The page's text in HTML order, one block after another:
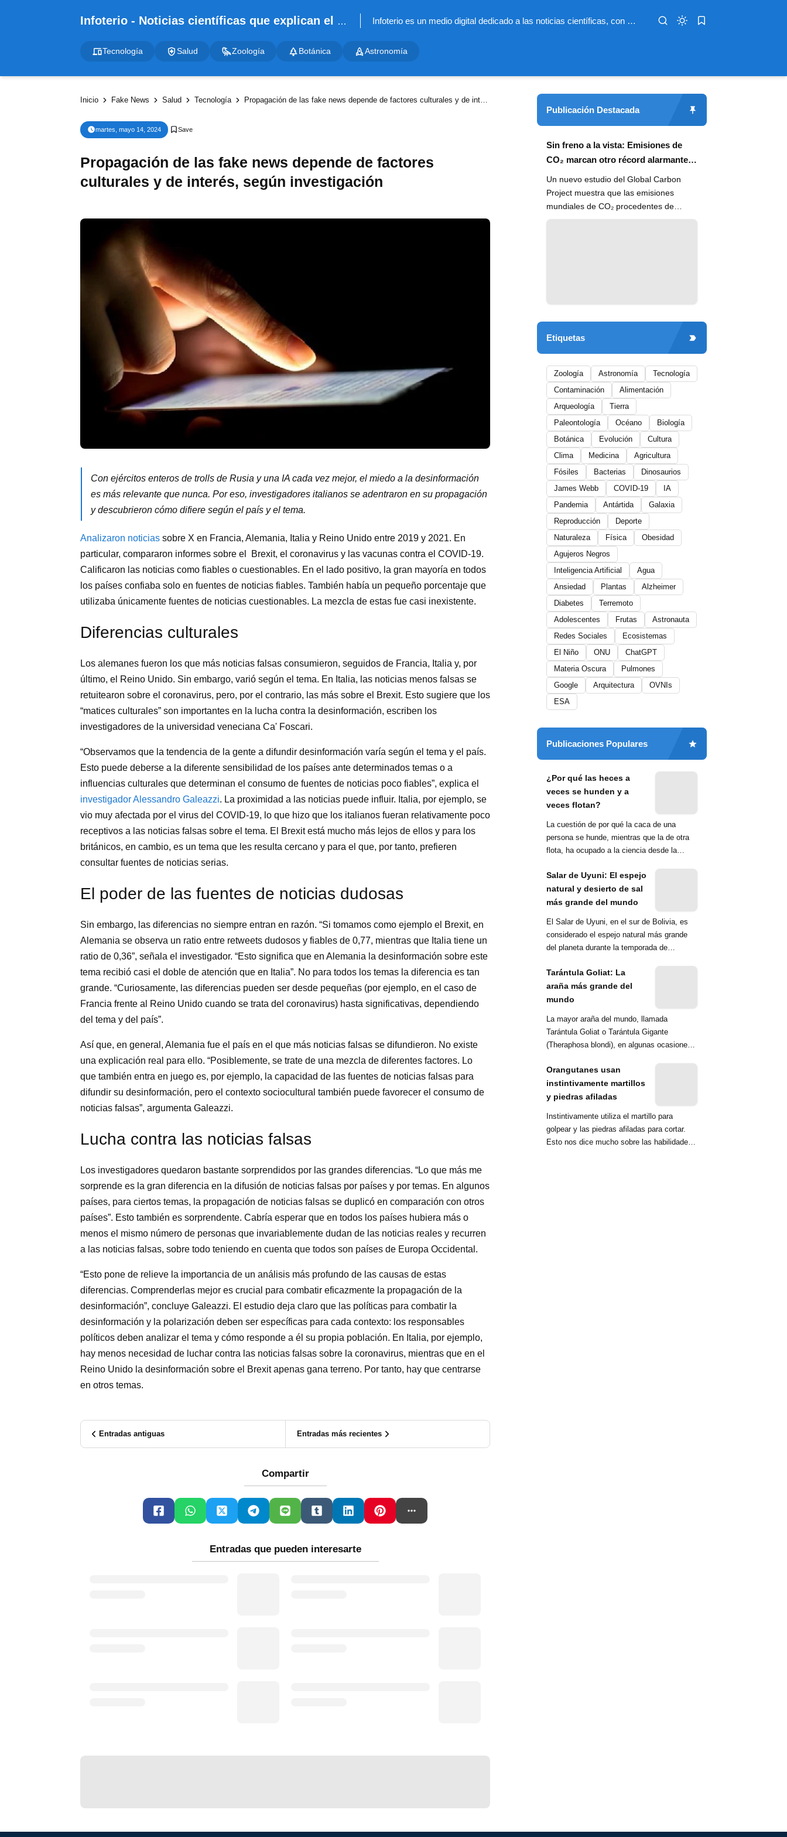
Infoterio - Noticias científicas que explican el mundo Infoterio es un medio digital dedicado a las noticias científicas, con artículos extensos y bien documentados sobre salud, medioambiente, tecnología, espacio, psicología, evolución y más. Nuestro objetivo es hacer accesible el conocimiento científico a lectores de habla hispana en todo el mundo, con información actualizada, fuentes confiables y explicaciones claras que conectan la ciencia con la vida cotidiana.
Tecnología Salud Zoología Botánica Astronomía
Inicio Fake News Salud Tecnología Propagación de las fake news depende de factores culturales y de interés, según investigación
martes, mayo 14, 2024
Propagación de las fake news depende de factores
culturales y de interés, según investigación
Con ejércitos enteros de trolls de Rusia y una IA cada vez mejor, el miedo a la desinformación
es más relevante que nunca. Por eso, investigadores italianos se adentraron en su propagación
y descubrieron cómo difiere según el país y el tema.
Analizaron noticias sobre X en Francia, Alemania, Italia y Reino Unido entre 2019 y 2021. En
particular, compararon informes sobre el Brexit, el coronavirus y las vacunas contra el COVID-19.
Calificaron las noticias como fiables o cuestionables. En el lado positivo, la gran mayoría en todos
los países confiaba solo en fuentes de noticias fiables. También había un pequeño porcentaje que
utilizaba únicamente fuentes de noticias cuestionables. La mezcla de estas fue casi inexistente.
Diferencias culturales
Los alemanes fueron los que más noticias falsas consumieron, seguidos de Francia, Italia y, por
último, el Reino Unido. Sin embargo, varió según el tema. En Italia, las noticias menos falsas se
retuitearon sobre el coronavirus, pero, por el contrario, las más sobre el Brexit. Esto sugiere que los
“matices culturales” son importantes en la lucha contra la desinformación, escriben los
investigadores de la universidad veneciana Ca' Foscari.
“Observamos que la tendencia de la gente a difundir desinformación varía según el tema y el país.
Esto puede deberse a la diferente sensibilidad de los países ante determinados temas o a
influencias culturales que determinan el consumo de fuentes de noticias poco fiables”, explica el
investigador Alessandro Galeazzi. La proximidad a las noticias puede influir. Italia, por ejemplo, se
vio muy afectada por el virus del COVID-19, lo que hizo que los italianos fueran relativamente poco
receptivos a las noticias falsas sobre el tema. El Brexit está mucho más lejos de ellos y para los
británicos, en cambio, es un tema que les resulta cercano y para el que, por tanto, prefieren
consultar fuentes de noticias serias.
El poder de las fuentes de noticias dudosas
Sin embargo, las diferencias no siempre entran en razón. “Si tomamos como ejemplo el Brexit, en
Alemania se observa un ratio entre retweets dudosos y fiables de 0,77, mientras que Italia tiene un
ratio de 0,36”, señala el investigador. “Esto significa que en Alemania la desinformación sobre este
tema recibió casi el doble de atención que en Italia”. No para todos los temas la diferencia es tan
grande. “Curiosamente, las diferencias pueden ser desde pequeñas (por ejemplo, en el caso de
Francia frente al Reino Unido cuando se trata del coronavirus) hasta significativas, dependiendo
del tema y del país”.
Así que, en general, Alemania fue el país en el que más noticias falsas se difundieron. No existe
una explicación real para ello. “Posiblemente, se trate de una mezcla de diferentes factores. Lo
que también entra en juego es, por ejemplo, la capacidad de las fuentes de noticias falsas para
difundir su desinformación, pero el contexto sociocultural también puede favorecer el consumo de
noticias falsas”, argumenta Galeazzi.
Lucha contra las noticias falsas
Los investigadores quedaron bastante sorprendidos por las grandes diferencias. “Lo que más me
sorprende es la gran diferencia en la difusión de noticias falsas por países y por temas. En algunos
países, para ciertos temas, la propagación de noticias falsas se duplicó en comparación con otros
países”. Esto también es sorprendente. Cabría esperar que en todos los países hubiera más o
menos el mismo número de personas que invariablemente dudan de las noticias reales y recurren
a las noticias falsas, sobre todo teniendo en cuenta que todos son países de Europa Occidental.
“Esto pone de relieve la importancia de un análisis más profundo de las causas de estas
diferencias. Comprenderlas mejor es crucial para combatir eficazmente la propagación de la
desinformación”, concluye Galeazzi. El estudio deja claro que las políticas para combatir la
desinformación y la polarización deben ser específicas para cada contexto: los responsables
políticos deben analizar el tema y cómo responde a él su propia población. En Italia, por ejemplo,
hay menos necesidad de luchar contra las noticias falsas sobre la coronavirus, mientras que en el
Reino Unido la desinformación sobre el Brexit apenas gana terreno. Por tanto, hay que centrarse
en otros temas.
Entradas antiguas Entradas más recientes
Compartir
Entradas que pueden interesarte
Publicación Destacada
Sin freno a la vista: Emisiones de
CO₂ marcan otro récord alarmante
en 2024
Un nuevo estudio del Global Carbon
Project muestra que las emisiones
mundiales de CO₂ procedentes de
combustibles fósiles han alcanzado un
Etiquetas
Zoología Astronomía
Tecnología
Contaminación
Alimentación
Arqueología
Tierra
Paleontología
Océano
Biología
Botánica
Evolución
Cultura
Clima
Medicina
Agricultura
Fósiles
Bacterias
Dinosaurios
James Webb
COVID-19
IA
Pandemia
Antártida
Galaxia
Reproducción
Deporte
Naturaleza
Física
Obesidad
Agujeros Negros
Inteligencia Artificial
Agua
Ansiedad
Plantas
Alzheimer
Diabetes
Terremoto
Adolescentes
Frutas
Astronauta
Redes Sociales
Ecosistemas
El Niño
ONU
ChatGPT
Materia Oscura
Pulmones
Google
Arquitectura
OVNIs
ESA
Publicaciones Populares
¿Por qué las heces a
veces se hunden y a
veces flotan?
La cuestión de por qué la caca de una
persona se hunde, mientras que la de otra
flota, ha ocupado a la ciencia desde la
Salar de Uyuni: El espejo
natural y desierto de sal
más grande del mundo
El Salar de Uyuni, en el sur de Bolivia, es
considerado el espejo natural más grande
del planeta durante la temporada de
Tarántula Goliat: La
araña más grande del
mundo
La mayor araña del mundo, llamada
Tarántula Goliat o Tarántula Gigante
(Theraphosa blondi), en algunas ocasiones
Orangutanes usan
instintivamente martillos
y piedras afiladas
Instintivamente utiliza el martillo para
golpear y las piedras afiladas para cortar.
Esto nos dice mucho sobre las habilidades